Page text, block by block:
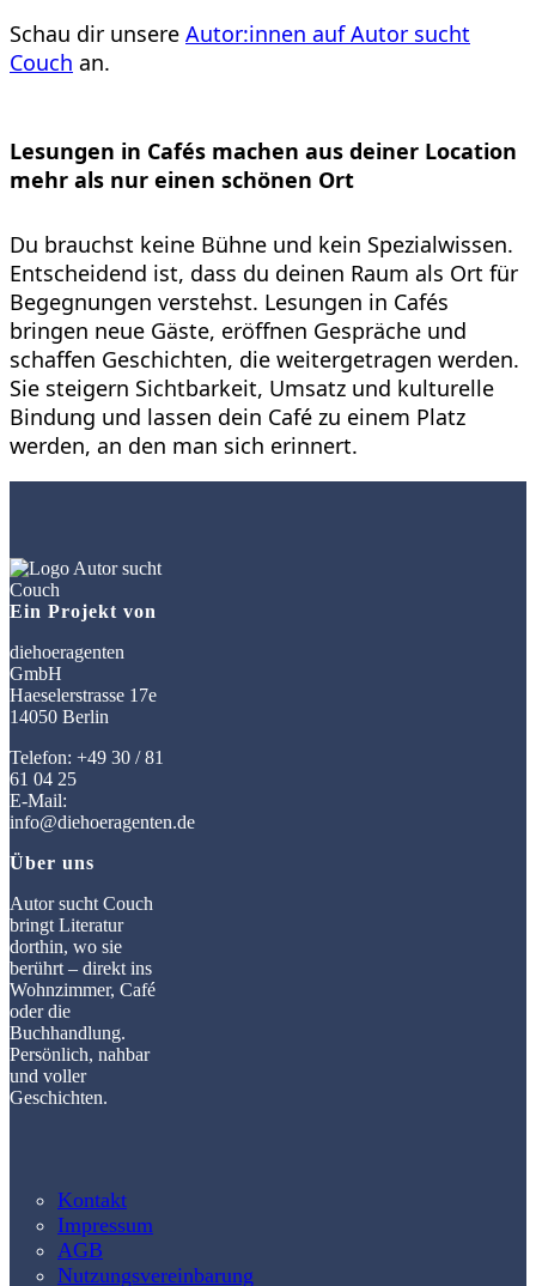
Schau dir unsere Autor:innen auf Autor sucht
Couch an.
Lesungen in Cafés machen aus deiner Location
mehr als nur einen schönen Ort
Du brauchst keine Bühne und kein Spezialwissen.
Entscheidend ist, dass du deinen Raum als Ort für
Begegnungen verstehst. Lesungen in Cafés
bringen neue Gäste, eröffnen Gespräche und
schaffen Geschichten, die weitergetragen werden.
Sie steigern Sichtbarkeit, Umsatz und kulturelle
Bindung und lassen dein Café zu einem Platz
werden, an den man sich erinnert.
Ein Projekt von
diehoeragenten
GmbH
Haeselerstrasse 17e
14050 Berlin
Telefon: +49 30 / 81
61 04 25
E-Mail:
info@diehoeragenten.de
Über uns
Autor sucht Couch
bringt Literatur
dorthin, wo sie
berührt – direkt ins
Wohnzimmer, Café
oder die
Buchhandlung.
Persönlich, nahbar
und voller
Geschichten.
Kontakt
Impressum
AGB
Nutzungsvereinbarung